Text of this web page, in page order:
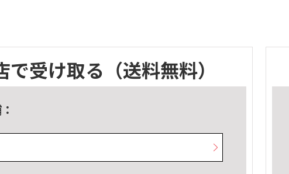
で受け取る （送料無料）